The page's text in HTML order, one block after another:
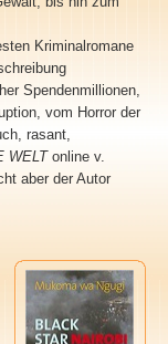
Kriminalromane
Spendenmillionen,
vom Horror der
rasant,
WELTonline v.
aber der Autor